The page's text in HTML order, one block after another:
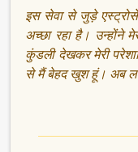
इस सेवा से जुड़े
अच्छा रहा है। उन्होंने
कुंडली देखकर मेरी
से मैं बेहद खुश हूं। अब